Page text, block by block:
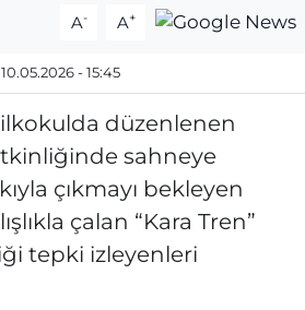
A- A+
10.05.2026 - 15:45
ilkokulda düzenlenen
sahneye
çıkmayı bekleyen
çalan “Kara Tren”
tepki izleyenleri